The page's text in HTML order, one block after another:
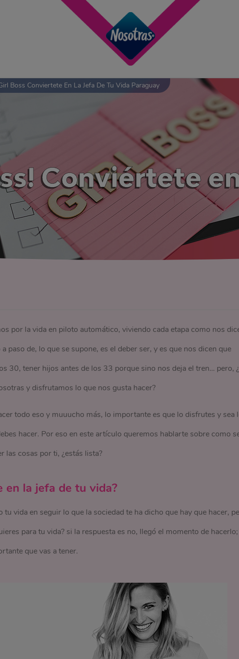
Conviértete
Boss Conviertete En La Jefa De Tu Vida Paraguay
por la vida en piloto automático, viviendo cada etapa como nos
paso de, lo que se supone, es el deber ser, y es que nos dicen que
30, tener hijos antes de los 33 porque sino nos deja el tren… pero,
y disfrutamos lo que nos gusta hacer?
todo eso y muuucho más, lo importante es que lo disfrutes y sea
hacer. Por eso en este artículo queremos hablarte sobre como
las cosas por ti, ¿estás lista?
en la jefa de tu vida?
tu vida en seguir lo que la sociedad te ha dicho que hay que hacer,
para tu vida? si la respuesta es no, llegó el momento de
que vas a tener.